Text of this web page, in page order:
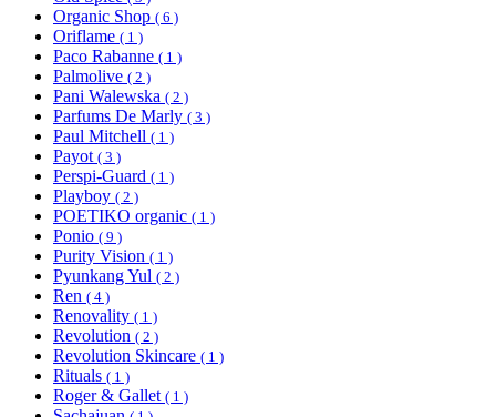
Organic Shop ( 6 )
Oriflame ( 1 )
Paco Rabanne ( 1 )
Palmolive ( 2 )
Pani Walewska ( 2 )
Parfums De Marly ( 3 )
Paul Mitchell ( 1 )
Payot ( 3 )
Perspi-Guard ( 1 )
Playboy ( 2 )
POETIKO organic ( 1 )
Ponio ( 9 )
Purity Vision ( 1 )
Pyunkang Yul ( 2 )
Ren ( 4 )
Renovality ( 1 )
Revolution ( 2 )
Revolution Skincare ( 1 )
Rituals ( 1 )
Roger & Gallet ( 1 )